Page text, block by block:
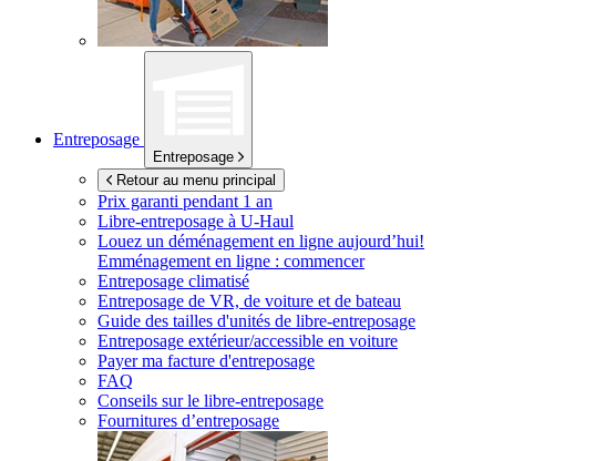
Entreposage
Entreposage
Retour au menu principal
Prix garanti pendant 1 an
Libre-entreposage à U-Haul
Louez un déménagement en ligne aujourd’hui!
Emménagement en ligne : commencer
Entreposage climatisé
Entreposage de VR, de voiture et de bateau
Guide des tailles d'unités de libre-entreposage
Entreposage extérieur/accessible en voiture
Payer ma facture d'entreposage
FAQ
Conseils sur le libre-entreposage
Fournitures d’entreposage